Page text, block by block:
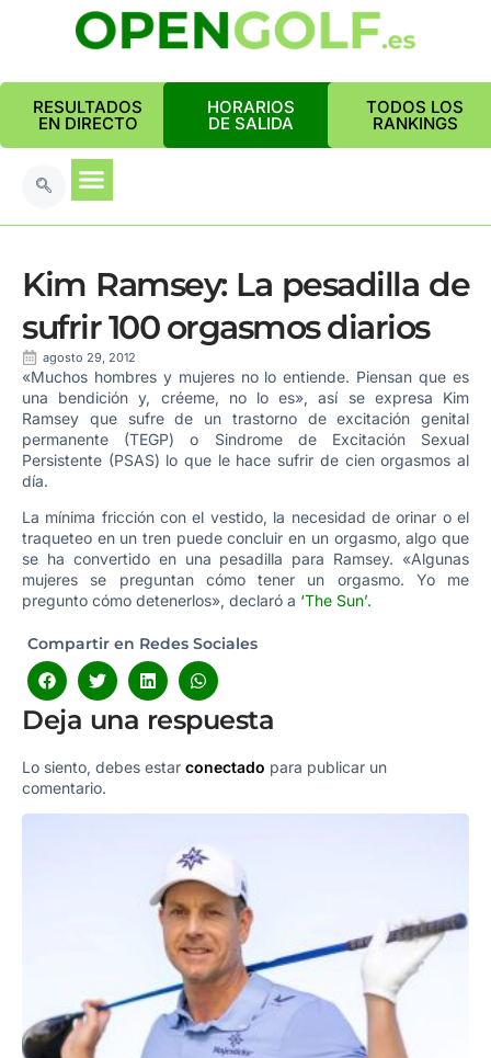
RESULTADOS
EN DIRECTO
HORARIOS
DE SALIDA
TODOS LOS
RANKINGS
Kim Ramsey: La pesadilla de
sufrir 100 orgasmos diarios
agosto 29, 2012
«Muchos hombres y mujeres no lo entiende. Piensan que es
una bendición y, créeme, no lo es», así se expresa Kim
Ramsey que sufre de un trastorno de excitación genital
permanente (TEGP) o Sindrome de Excitación Sexual
Persistente (PSAS) lo que le hace sufrir de cien orgasmos al
día.
La mínima fricción con el vestido, la necesidad de orinar o el
traqueteo en un tren puede concluir en un orgasmo, algo que
se ha convertido en una pesadilla para Ramsey. «Algunas
mujeres se preguntan cómo tener un orgasmo. Yo me
pregunto cómo detenerlos», declaró a ‘The Sun’.
Compartir en Redes Sociales
Deja una respuesta
Lo siento, debes estar conectado para publicar un
comentario.